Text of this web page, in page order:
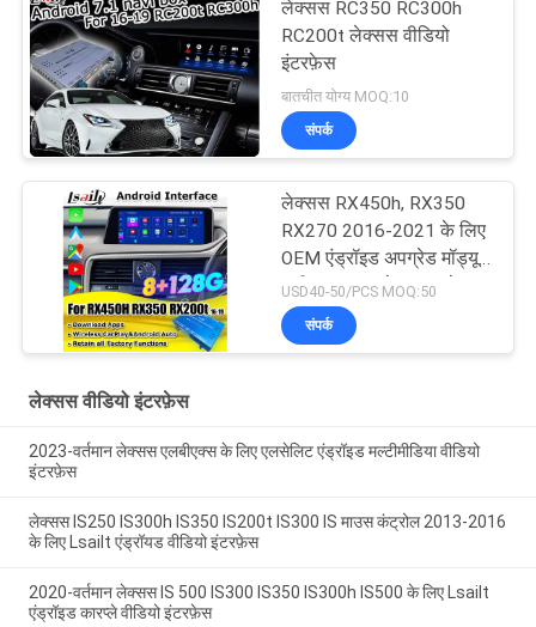
लेक्सस RC350 RC300h
RC200t लेक्सस वीडियो
इंटरफ़ेस
बातचीत योग्य MOQ:10
संपर्क
लेक्सस RX450h, RX350
RX270 2016-2021 के लिए
OEM एंड्रॉइड अपग्रेड मॉड्यूल
एकीकरण वायरलेस कारप्ले,
एंड्रॉइड ऑटो, यूट्यूब,
नेटफ्लिक्स
USD40-50/PCS MOQ:50
संपर्क
लेक्सस वीडियो इंटरफ़ेस
2023-वर्तमान लेक्सस एलबीएक्स के लिए एलसेलिट एंड्रॉइड मल्टीमीडिया वीडियो
इंटरफ़ेस
लेक्सस IS250 IS300h IS350 IS200t IS300 IS माउस कंट्रोल 2013-2016
के लिए Lsailt एंड्रॉयड वीडियो इंटरफ़ेस
2020-वर्तमान लेक्सस IS 500 IS300 IS350 IS300h IS500 के लिए Lsailt
एंड्रॉइड कारप्ले वीडियो इंटरफ़ेस